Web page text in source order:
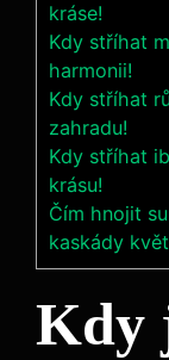
kráse!
Kdy stříhat
harmonii!
Kdy stříhat
zahradu!
Kdy stříhat
krásu!
Čím hnojit
kaskády
Kdy